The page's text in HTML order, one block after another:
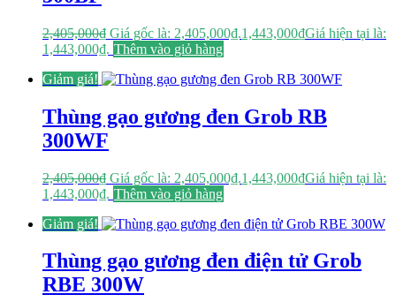
2,405,000₫ Giá gốc là: 2,405,000₫.1,443,000₫Giá hiện tại là:
1,443,000₫. Thêm vào giỏ hàng
Giảm giá!
Thùng gạo gương đen Grob RB
300WF
2,405,000₫ Giá gốc là: 2,405,000₫.1,443,000₫Giá hiện tại là:
1,443,000₫. Thêm vào giỏ hàng
Giảm giá!
Thùng gạo gương đen điện tử Grob
RBE 300W